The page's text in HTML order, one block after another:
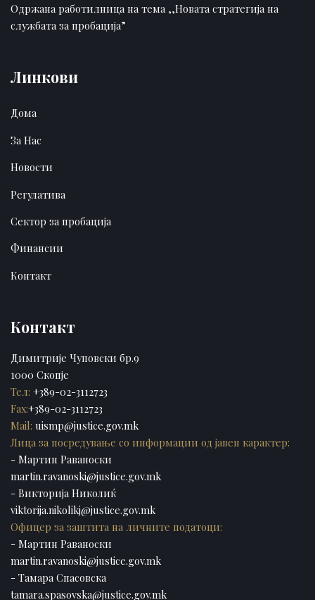
Одржана работилница на тема ,,Новата стратегија на
службата за пробација”
Линкови
Дома
За Нас
Новости
Регулатива
Сектор за пробација
Финансии
Контакт
Контакт
Димитрије Чуповски бр.9
1000 Скопје
Тел: +389-02-3112723
Fax:+389-02-3112723
Mail: uismp@justice.gov.mk
Лица за посредување со информации од јавен карактер:
- Мартин Раваноски
martin.ravanoski@justice.gov.mk
- Викторија Николиќ
viktorija.nikolikj@justice.gov.mk
Офицер за заштита на личните податоци:
- Мартин Раваноски
martin.ravanoski@justice.gov.mk
- Тамара Спасовска
tamara.spasovska@justice.gov.mk